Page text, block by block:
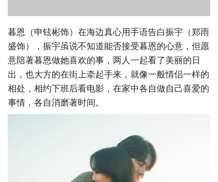
暮恩（申铉彬饰）在海边真心用手语告白振宇（郑雨
盛饰），振宇虽说不知道能否接受暮恩的心意，但愿
意陪著暮恩做她喜欢的事，两人一起看了美丽的日
出，也大方的在街上牵起手来，就像一般情侣一样的
相处，相约下班后看电影，在家中各自做自己喜爱的
事情，各自消磨著时间。